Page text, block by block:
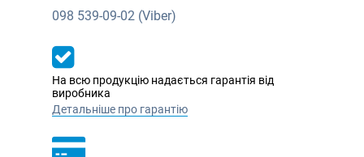
098 539-09-02 (Viber)
На всю продукцію надається гарантія від
виробника
Детальніше про гарантію